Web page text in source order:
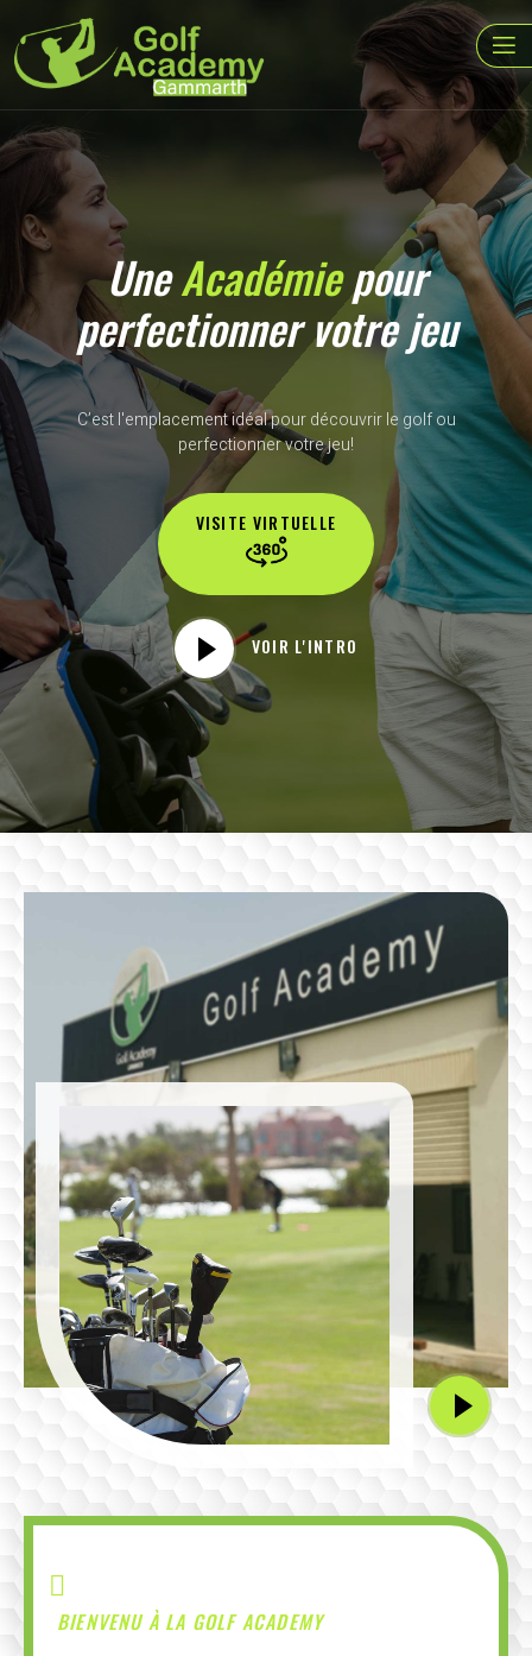
UneAcadémiepour
perfectionner votre jeu
C’est l'emplacement idéal pour découvrir le golf ou
perfectionner votre jeu!
VISITE VIRTUELLE
VOIR L'INTRO
BIENVENU À LA GOLF ACADEMY